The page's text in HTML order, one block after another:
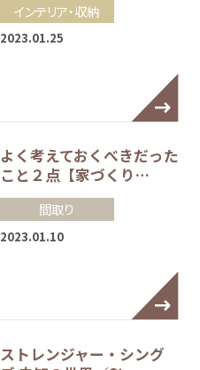
インテリア・収納
2023.01.25
よく考えておくべきだった
こと２点【家づくり…
間取り
2023.01.10
ストレンジャー・シング